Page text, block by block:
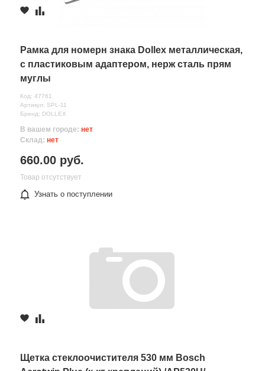
Рамка для номерн знака Dollex металлическая,
с пластиковым адаптером, нерж сталь прям
муглы
Код: 47761
Артикул: SPL-11
Бренд: DOLLEX
В вашем городе: нет
Склад: нет
660.00 руб.
Товар отсутствует
Узнать о поступлении
Щетка стеклоочистителя 530 мм Bosch